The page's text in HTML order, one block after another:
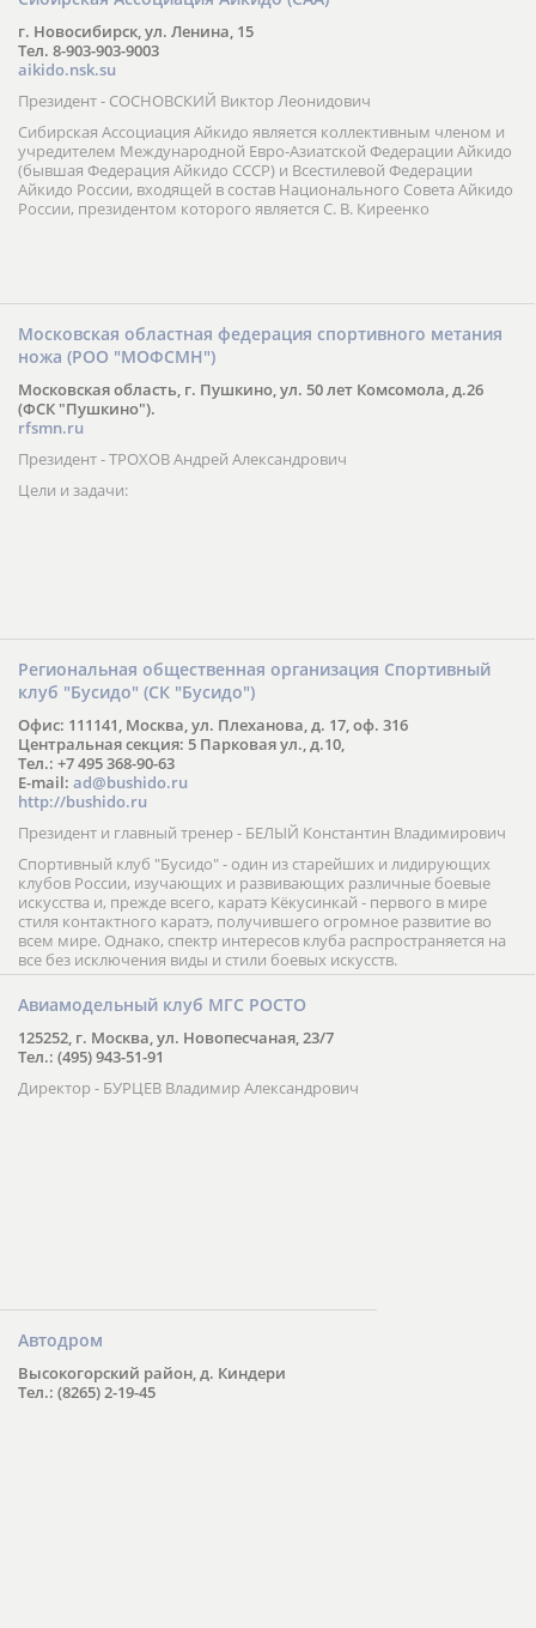
г. Новосибирск, ул. Ленина, 15
Тел. 8-903-903-9003
aikido.nsk.su
Президент - СОСНОВСКИЙ Виктор Леонидович
Сибирская Ассоциация Айкидо является коллективным членом и
учредителем Международной Евро-Азиатской Федерации Айкидо
(бывшая Федерация Айкидо СССР) и Всестилевой Федерации
Айкидо России, входящей в состав Национального Совета Айкидо
России, президентом которого является С. В. Киреенко
Московская областная федерация спортивного метания
ножа (РОО "МОФСМН")
Московская область, г. Пушкино, ул. 50 лет Комсомола, д.26
(ФСК "Пушкино").
rfsmn.ru
Президент - ТРОХОВ Андрей Александрович
Цели и задачи:
Региональная общественная организация Спортивный
клуб "Бусидо" (СК "Бусидо")
Офис: 111141, Москва, ул. Плеханова, д. 17, оф. 316
Центральная секция: 5 Парковая ул., д.10,
Тел.: +7 495 368-90-63
E-mail: ad@bushido.ru
http://bushido.ru
Президент и главный тренер - БЕЛЫЙ Константин Владимирович
Спортивный клуб "Бусидо" - один из старейших и лидирующих
клубов России, изучающих и развивающих различные боевые
искусства и, прежде всего, каратэ Кёкусинкай - первого в мире
стиля контактного каратэ, получившего огромное развитие во
всем мире. Однако, спектр интересов клуба распространяется на
все без исключения виды и стили боевых искусств.
Авиамодельный клуб МГС РОСТО
125252, г. Москва, ул. Новопесчаная, 23/7
Тел.: (495) 943-51-91
Директор - БУРЦЕВ Владимир Александрович
Автодром
Высокогорский район, д. Киндери
Тел.: (8265) 2-19-45